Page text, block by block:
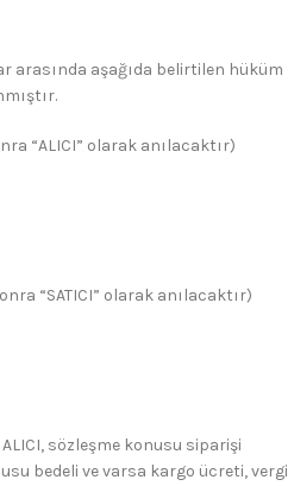
arasında aşağıda belirtilen hüküm
“ALICI” olarak anılacaktır)
“SATICI” olarak anılacaktır)
sözleşme konusu siparişi
bedeli ve varsa kargo ücreti, vergi